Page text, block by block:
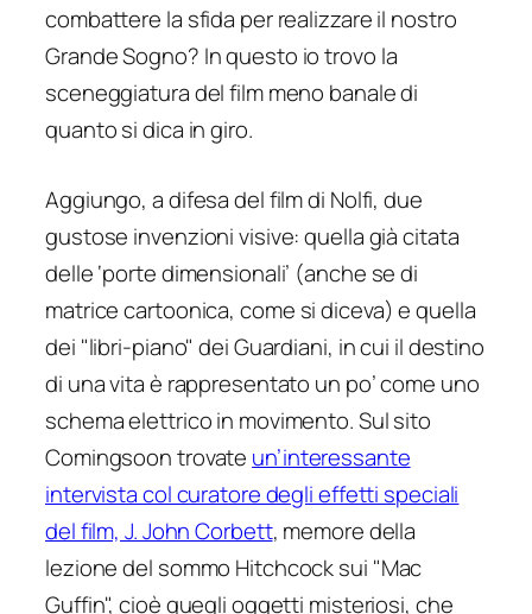
combattere la sfida per realizzare il nostro
Grande Sogno? In questo io trovo la
sceneggiatura del film meno banale di
quanto si dica in giro.
Aggiungo, a difesa del film di Nolfi, due
gustose invenzioni visive: quella già citata
delle ‘porte dimensionali’ (anche se di
matricecartoonica, come si diceva) e quella
dei "libri-piano" dei Guardiani, in cui il destino
di una vita è rappresentato un po’ come uno
schema elettrico in movimento. Sul sito
Comingsoon trovate un’interessante
intervista col curatore degli effetti speciali
del film, J. John Corbett, memore della
lezione del sommo Hitchcock sui "Mac
Guffin", cioè quegli oggetti misteriosi, che